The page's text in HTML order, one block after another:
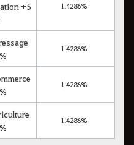
+5
1.4286%
1.4286%
1.4286%
1.4286%